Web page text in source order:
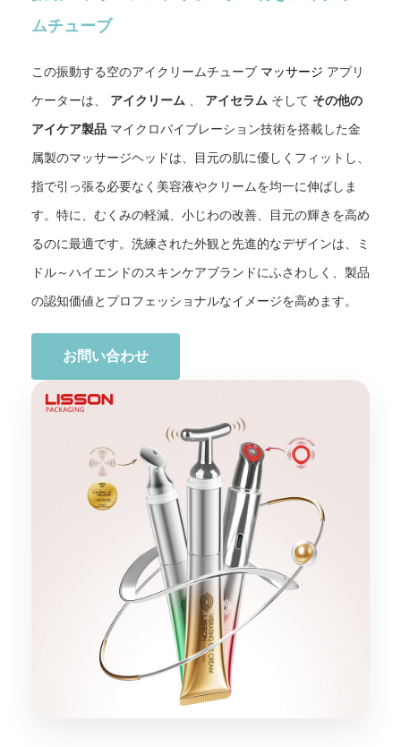
ムチューブ
この振動する空のアイクリームチューブ マッサージ アプリ
ケーターは、 アイクリーム 、 アイセラム そして その他の
アイケア製品 マイクロバイブレーション技術を搭載した金
属製のマッサージヘッドは、目元の肌に優しくフィットし、
指で引っ張る必要なく美容液やクリームを均一に伸ばしま
す。特に、むくみの軽減、小じわの改善、目元の輝きを高め
るのに最適です。洗練された外観と先進的なデザインは、ミ
ドル～ハイエンドのスキンケアブランドにふさわしく、製品
の認知価値とプロフェッショナルなイメージを高めます。
お問い合わせ